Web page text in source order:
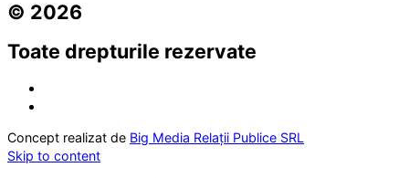
© 2026
Toate drepturile rezervate
Concept realizat de Big Media Relații Publice SRL
Skip to content